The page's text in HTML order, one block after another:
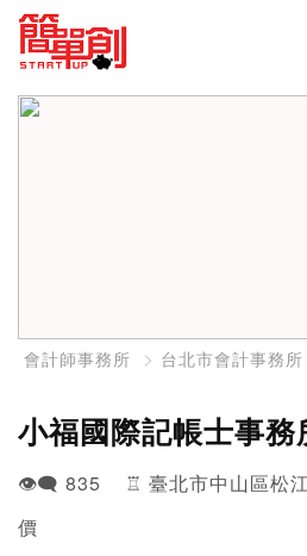
會計師事務所 台北市會計事務所
小福國際記帳士事務
👁️‍🗨️ 835 ♖ 臺北市中山區松江
價